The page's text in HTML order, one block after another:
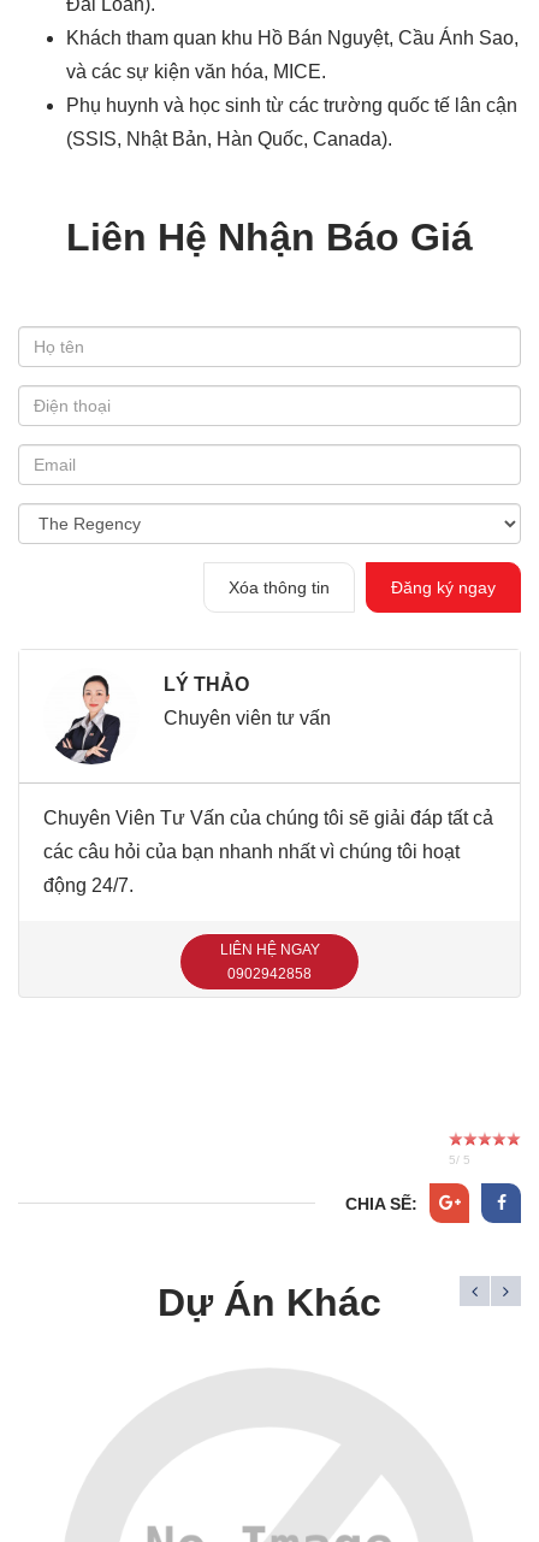
Đài Loan).
Khách tham quan khu Hồ Bán Nguyệt, Cầu Ánh Sao,
và các sự kiện văn hóa, MICE.
Phụ huynh và học sinh từ các trường quốc tế lân cận
(SSIS, Nhật Bản, Hàn Quốc, Canada).
Liên Hệ Nhận Báo Giá
Xóa thông tin Đăng ký ngay
LÝ THẢO
Chuyên viên tư vấn
Chuyên Viên Tư Vấn của chúng tôi sẽ giải đáp tất cả
các câu hỏi của bạn nhanh nhất vì chúng tôi hoạt
động 24/7.
LIÊN HỆ NGAY
‭0902942858‬
5/ 5
CHIA SẼ:
Dự Án Khác